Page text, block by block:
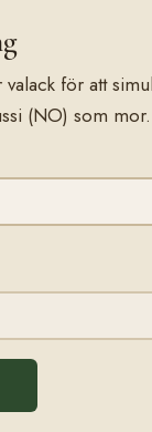
för att
(NO) som mor.